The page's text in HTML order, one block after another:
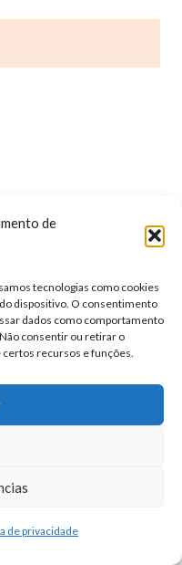
de
tecnologias como cookies
dispositivo. O consentimento
dados como comportamento
consentir ou retirar o
recursos e funções.
de privacidade
|